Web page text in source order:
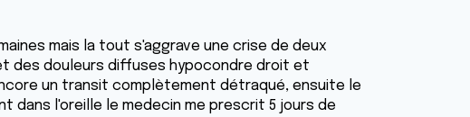
mais la tout s'aggrave une crise de deux
des douleurs diffuses hypocondre droit et
un transit complètement détraqué, ensuite le
dans l'oreille le medecin me prescrit 5 jours de